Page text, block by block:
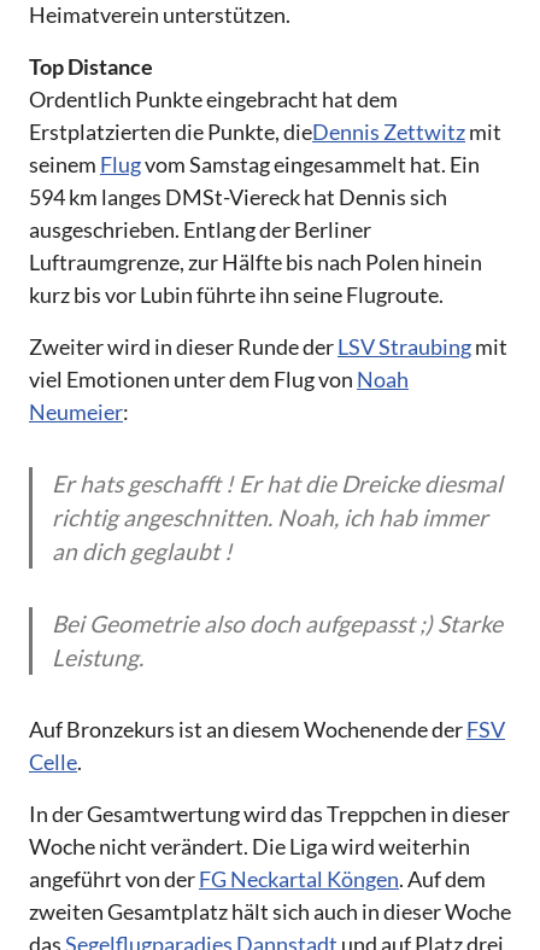
Heimatverein unterstützen.
Top Distance
Ordentlich Punkte eingebracht hat dem
Erstplatzierten die Punkte, dieDennis Zettwitzmit
seinem Flugvom Samstag eingesammelt hat. Ein
594 km langes DMSt-Viereck hat Dennis sich
ausgeschrieben. Entlang der Berliner
Luftraumgrenze, zur Hälfte bis nach Polen hinein
kurz bis vor Lubin führte ihn seine Flugroute.
Zweiter wird in dieser Runde derLSV Straubingmit
viel Emotionen unter dem Flug von Noah
Neumeier:
Er hats geschafft ! Er hat die Dreicke diesmal
richtig angeschnitten. Noah, ich hab immer
an dich geglaubt !
Bei Geometrie also doch aufgepasst ;) Starke
Leistung.
Auf Bronzekurs ist an diesem Wochenende derFSV
Celle.
In der Gesamtwertung wird das Treppchen in dieser
Woche nicht verändert. Die Liga wird weiterhin
angeführt von derFG Neckartal Köngen. Auf dem
zweiten Gesamtplatz hält sich auch in dieser Woche
dasSegelflugparadies Dannstadt und auf Platz drei